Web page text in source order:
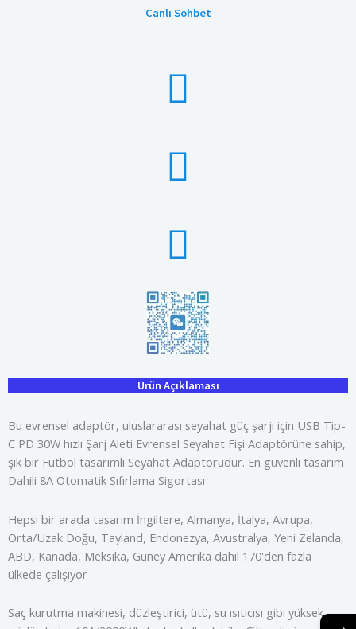
Canlı Sohbet
Ürün Açıklaması
Bu evrensel adaptör, uluslararası seyahat güç şarjı için USB Tip-
C PD 30W hızlı Şarj Aleti Evrensel Seyahat Fişi Adaptörüne sahip,
şık bir Futbol tasarımlı Seyahat Adaptörüdür. En güvenli tasarım
Dahili 8A Otomatik Sıfırlama Sigortası
Hepsi bir arada tasarım İngiltere, Almanya, İtalya, Avrupa,
Orta/Uzak Doğu, Tayland, Endonezya, Avustralya, Yeni Zelanda,
ABD, Kanada, Meksika, Güney Amerika dahil 170'den fazla
ülkede çalışıyor
Saç kurutma makinesi, düzleştirici, ütü, su ısıtıcısı gibi yüksek